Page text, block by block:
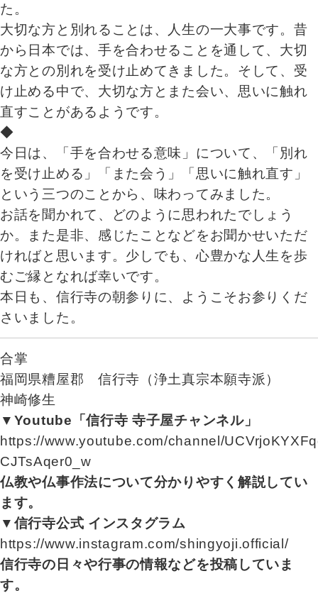
た。
大切な方と別れることは、人生の一大事です。昔
から日本では、手を合わせることを通して、大切
な方との別れを受け止めてきました。そして、受
け止める中で、大切な方とまた会い、思いに触れ
直すことがあるようです。
◆
今日は、「手を合わせる意味」について、「別れ
を受け止める」「また会う」「思いに触れ直す」
という三つのことから、味わってみました。
お話を聞かれて、どのように思われたでしょう
か。また是非、感じたことなどをお聞かせいただ
ければと思います。少しでも、心豊かな人生を歩
むご縁となれば幸いです。
本日も、信行寺の朝参りに、ようこそお参りくだ
さいました。
合掌
福岡県糟屋郡 信行寺（浄土真宗本願寺派）
神崎修生
▼Youtube「信行寺 寺子屋チャンネル」
https://www.youtube.com/channel/
CJTsAqer0_w
仏教や仏事作法について分かりやすく解説してい
ます。
▼信行寺公式 インスタグラム
https://www.instagram.com/shingyoji.official/
信行寺の日々や行事の情報などを投稿していま
す。